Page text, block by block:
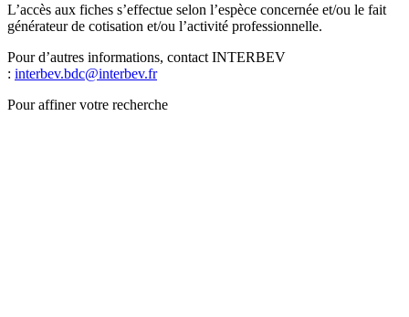
L’accès aux fiches s’effectue selon l’espèce concernée et/ou le fait
générateur de cotisation et/ou l’activité professionnelle.
Pour d’autres informations, contact INTERBEV
: interbev.bdc@interbev.fr
Pour affiner votre recherche